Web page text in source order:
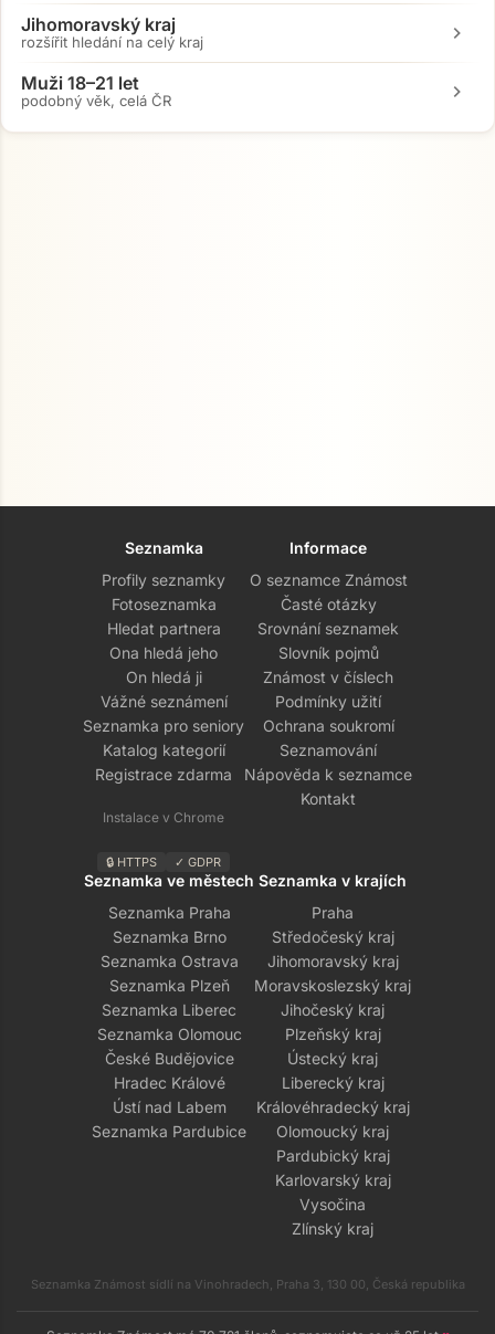
Jihomoravský kraj
rozšířit hledání na celý kraj chevron_right
Muži 18–21 let
podobný věk, celá ČR chevron_right
Seznamka
Profily seznamky
Fotoseznamka
Hledat partnera
Ona hledá jeho
On hledá ji
Vážné seznámení
Seznamka pro seniory
Katalog kategorií
Registrace zdarma
Instalace v Chrome
🔒 HTTPS ✓ GDPR
Informace
O seznamce Známost
Časté otázky
Srovnání seznamek
Slovník pojmů
Známost v číslech
Podmínky užití
Ochrana soukromí
Seznamování
Nápověda k seznamce
Kontakt
Seznamka ve městech
Seznamka Praha
Seznamka Brno
Seznamka Ostrava
Seznamka Plzeň
Seznamka Liberec
Seznamka Olomouc
České Budějovice
Hradec Králové
Ústí nad Labem
Seznamka Pardubice
Seznamka v krajích
Praha
Středočeský kraj
Jihomoravský kraj
Moravskoslezský kraj
Jihočeský kraj
Plzeňský kraj
Ústecký kraj
Liberecký kraj
Královéhradecký kraj
Olomoucký kraj
Pardubický kraj
Karlovarský kraj
Vysočina
Zlínský kraj
Seznamka Známost sídlí na Vinohradech, Praha 3, 130 00, Česká republika